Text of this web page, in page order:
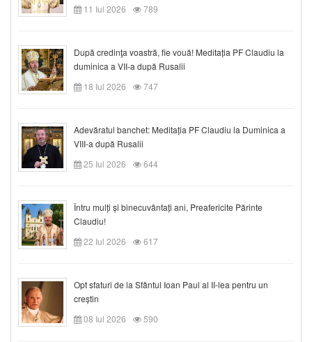
11 Iul 2026
789
După credinţa voastră, fie vouă! Meditația PF Claudiu la
duminica a VII-a după Rusalii
18 Iul 2026
747
Adevăratul banchet: Meditația PF Claudiu la Duminica a
VIII-a după Rusalii
25 Iul 2026
644
Întru mulți și binecuvântați ani, Preafericite Părinte
Claudiu!
22 Iul 2026
617
Opt sfaturi de la Sfântul Ioan Paul al II-lea pentru un
creștin
08 Iul 2026
590